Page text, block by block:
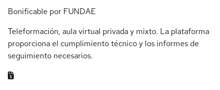
Bonificable por FUNDAE
Teleformación, aula virtual privada y mixto. La plataforma
proporciona el cumplimiento técnico y los informes de
seguimiento necesarios.